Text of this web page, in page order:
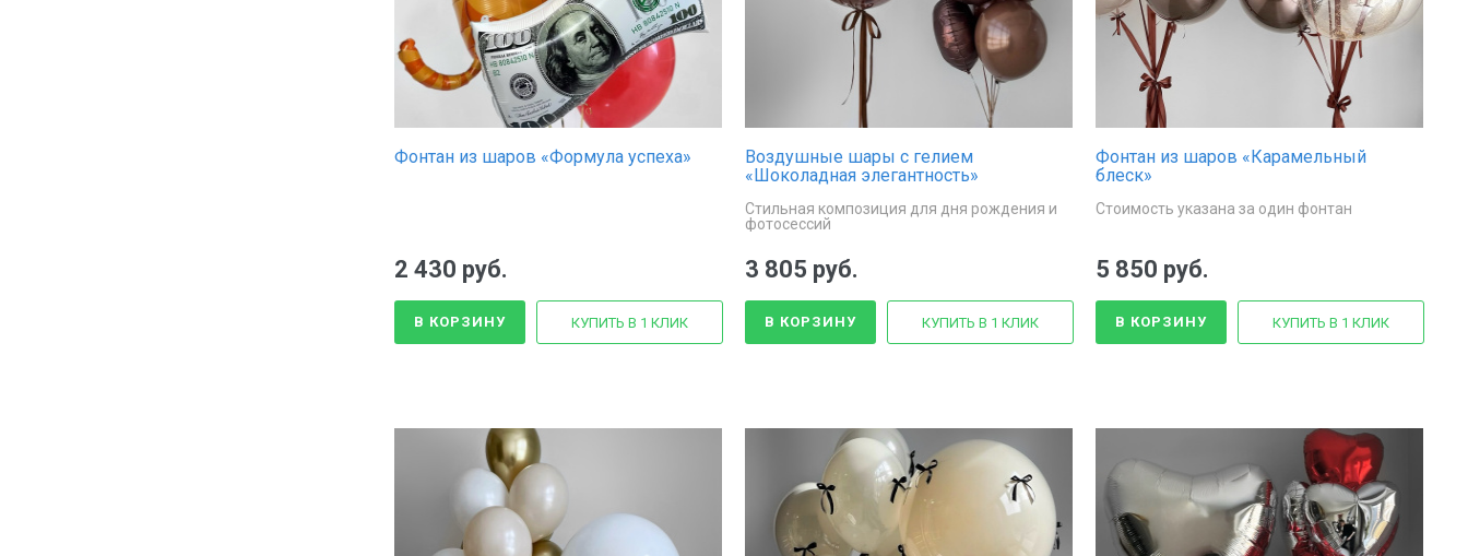
Фонтан из шаров «Формула успеха»
2 430 руб.
В КОРЗИНУ КУПИТЬ В 1 КЛИК
Воздушные шары с гелием
«Шоколадная элегантность»
Стильная композиция для дня рождения и
фотосессий
3 805 руб.
В КОРЗИНУ КУПИТЬ В 1 КЛИК
Фонтан из шаров «Карамельный
блеск»
Стоимость указана за один фонтан
5 850 руб.
В КОРЗИНУ КУПИТЬ В 1 КЛИК